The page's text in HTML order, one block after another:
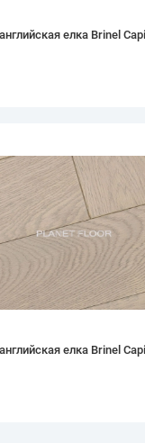
елка Brinel
елка Brinel